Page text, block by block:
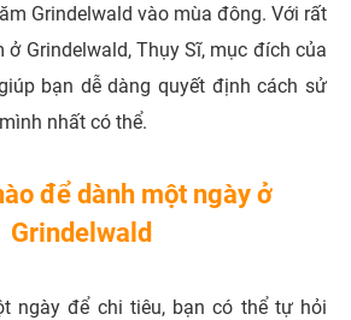
Grindelwald vào mùa đông. Với rất
ở Grindelwald, Thụy Sĩ, mục đích của
bạn dễ dàng quyết định cách sử
nhất có thể.
để dành một ngày ở
Grindelwald
ngày để chi tiêu, bạn có thể tự hỏi